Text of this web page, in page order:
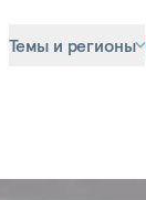
Темы и регионы